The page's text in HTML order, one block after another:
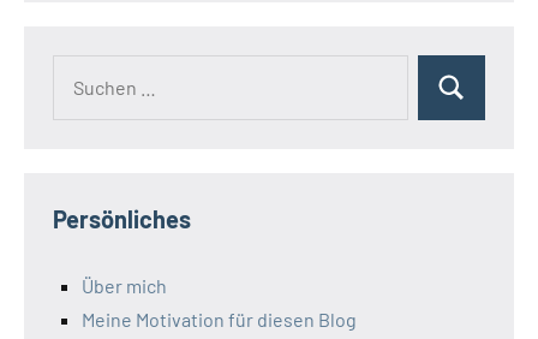
Suchen
Persönliches
Über mich
Meine Motivation für diesen Blog